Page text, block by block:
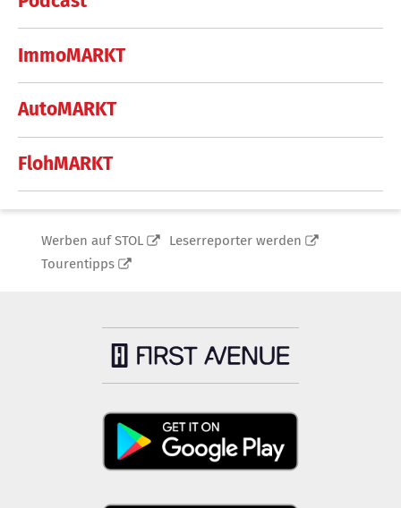
ImmoMARKT
AutoMARKT
FlohMARKT
Werben auf STOL
Leserreporter werden
Tourentipps